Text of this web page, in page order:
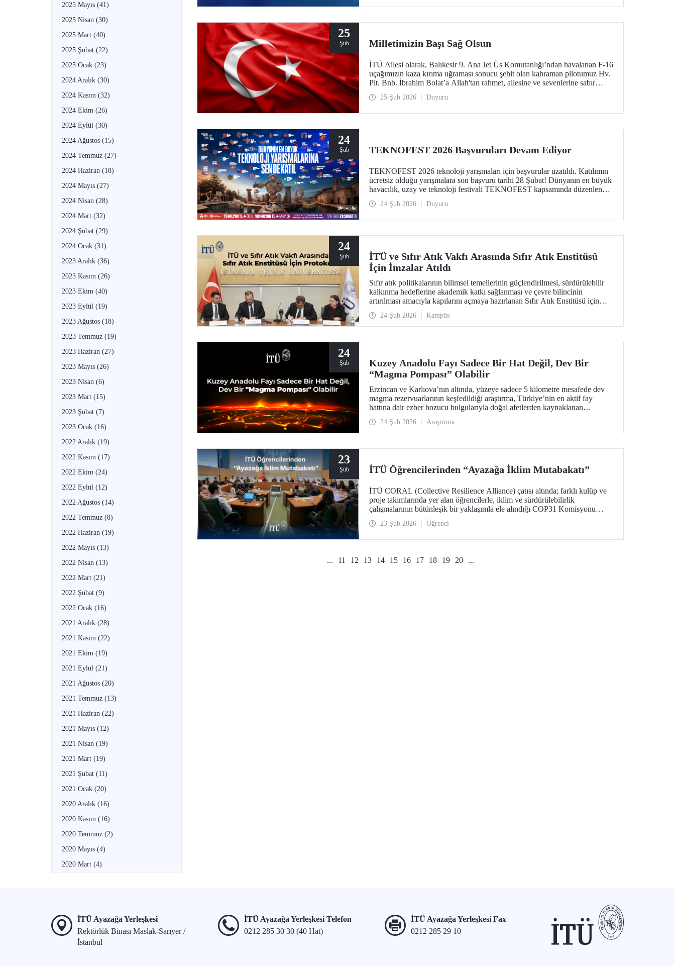
2025 Mayıs (41)
2025 Nisan (30)
2025 Mart (40)
2025 Şubat (22)
2025 Ocak (23)
2024 Aralık (30)
2024 Kasım (32)
2024 Ekim (26)
2024 Eylül (30)
2024 Ağustos (15)
2024 Temmuz (27)
2024 Haziran (18)
2024 Mayıs (27)
2024 Nisan (28)
2024 Mart (32)
2024 Şubat (29)
2024 Ocak (31)
2023 Aralık (36)
2023 Kasım (26)
2023 Ekim (40)
2023 Eylül (19)
2023 Ağustos (18)
2023 Temmuz (19)
2023 Haziran (27)
2023 Mayıs (26)
2023 Nisan (6)
2023 Mart (15)
2023 Şubat (7)
2023 Ocak (16)
2022 Aralık (19)
2022 Kasım (17)
2022 Ekim (24)
2022 Eylül (12)
2022 Ağustos (14)
2022 Temmuz (8)
2022 Haziran (19)
2022 Mayıs (13)
2022 Nisan (13)
2022 Mart (21)
2022 Şubat (9)
2022 Ocak (16)
2021 Aralık (28)
2021 Kasım (22)
2021 Ekim (19)
2021 Eylül (21)
2021 Ağustos (20)
2021 Temmuz (13)
2021 Haziran (22)
2021 Mayıs (12)
2021 Nisan (19)
2021 Mart (19)
2021 Şubat (11)
2021 Ocak (20)
2020 Aralık (16)
2020 Kasım (16)
2020 Temmuz (2)
2020 Mayıs (4)
2020 Mart (4)
25
Şub Milletimizin Başı Sağ Olsun
İTÜ Ailesi olarak, Balıkesir 9. Ana Jet Üs Komutanlığı’ndan havalanan F-16
uçağımızın kaza kırıma uğraması sonucu şehit olan kahraman pilotumuz Hv.
Plt. Bnb. İbrahim Bolat’a Allah'tan rahmet, ailesine ve sevenlerine sabır
25 Şub 2026 Duyuru
24
Şub TEKNOFEST 2026 Başvuruları Devam Ediyor
TEKNOFEST 2026 teknoloji yarışmaları için başvurular uzatıldı. Katılımın
ücretsiz olduğu yarışmalara son başvuru tarihi 28 Şubat! Dünyanın en büyük
havacılık, uzay ve teknoloji festivali TEKNOFEST kapsamında düzenlenen
24 Şub 2026 Duyuru
24
Şub
İTÜ ve Sıfır Atık Vakfı Arasında Sıfır Atık Enstitüsü
İçin İmzalar Atıldı
Sıfır atık politikalarının bilimsel temellerinin güçlendirilmesi, sürdürülebilir
kalkınma hedeflerine akademik katkı sağlanması ve çevre bilincinin
artırılması amacıyla kapılarını açmaya hazırlanan Sıfır Atık Enstitüsü için
24 Şub 2026 Kampüs
24
Şub
Kuzey Anadolu Fayı Sadece Bir Hat Değil, Dev Bir
“Magma Pompası” Olabilir
Erzincan ve Karlıova’nın altında, yüzeye sadece 5 kilometre mesafede dev
magma rezervuarlarının keşfedildiği araştırma, Türkiye’nin en aktif fay
hattına dair ezber bozucu bulgularıyla doğal afetlerden kaynaklanan
24 Şub 2026 Araştırma
23
Şub İTÜ Öğrencilerinden “Ayazağa İklim Mutabakatı”
İTÜ CORAL (Collective Resilience Alliance) çatısı altında; farklı kulüp ve
proje takımlarında yer alan öğrencilerle, iklim ve sürdürülebilirlik
çalışmalarının bütünleşik bir yaklaşımla ele alındığı COP31 Komisyonu
toplantısı Ayazağa Yerleşkemizde düzenlendi.
23 Şub 2026 Öğrenci
... 11 12 13 14 15 16 17 18 19 20 ...
İTÜ Ayazağa Yerleşkesi
Rektörlük Binası Maslak-Sarıyer /
İstanbul
İTÜ Ayazağa Yerleşkesi Telefon
0212 285 30 30 (40 Hat)
İTÜ Ayazağa Yerleşkesi Fax
0212 285 29 10